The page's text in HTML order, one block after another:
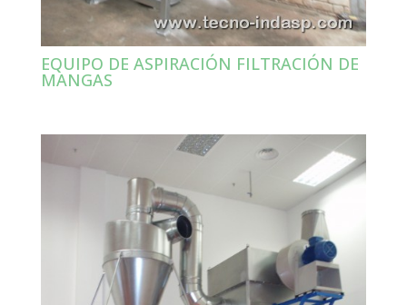
EQUIPO DE ASPIRACIÓN FILTRACIÓN DE
MANGAS